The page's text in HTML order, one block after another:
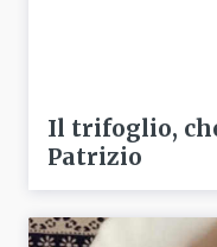
Il trifoglio,
Patrizio